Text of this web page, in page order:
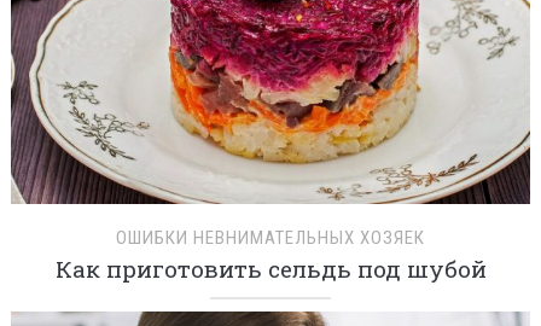
ОШИБКИ НЕВНИМАТЕЛЬНЫХ ХОЗЯЕК
Как приготовить сельдь под шубой